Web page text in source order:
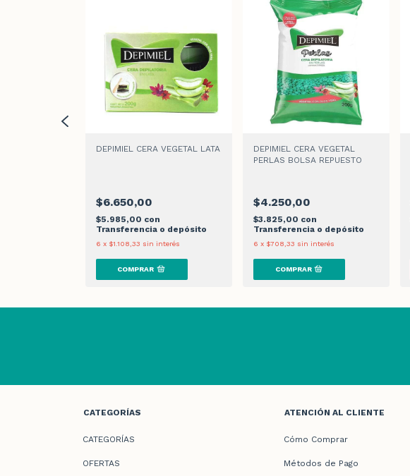
DEPIMIEL CERA VEGETAL LATA
$6.650,00
$5.985,00 con
Transferencia o depósito
6 x $1.108,33 sin interés
DEPIMIEL CERA VEGETAL
PERLAS BOLSA REPUESTO
$4.250,00
$3.825,00 con
Transferencia o depósito
6 x $708,33 sin interés
CATEGORÍAS
CATEGORÍAS
OFERTAS
ATENCIÓN AL CLIENTE
Cómo Comprar
Métodos de Pago